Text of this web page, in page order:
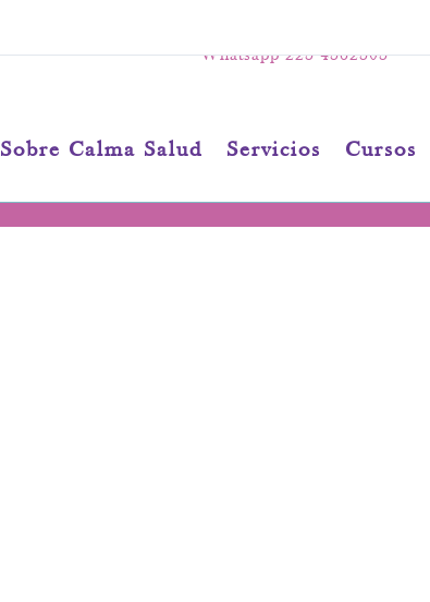
Whatsapp 223 4362303
Sobre Calma Salud Servicios Cursos